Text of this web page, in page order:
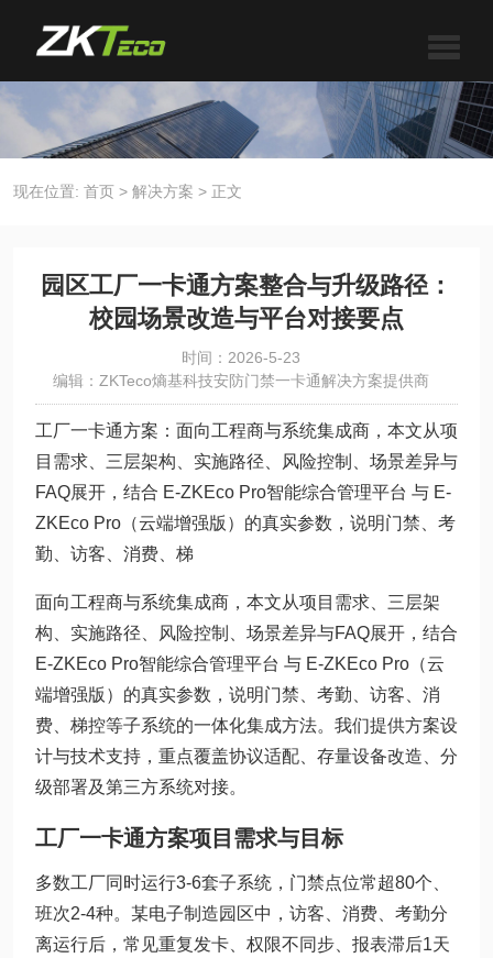
现在位置: 首页 > 解决方案 > 正文
园区工厂一卡通方案整合与升级路径：
校园场景改造与平台对接要点
时间：2026-5-23
编辑：ZKTeco熵基科技安防门禁一卡通解决方案提供商
工厂一卡通方案：面向工程商与系统集成商，本文从项
目需求、三层架构、实施路径、风险控制、场景差异与
FAQ展开，结合 E-ZKEco Pro智能综合管理平台 与 E-
ZKEco Pro（云端增强版）的真实参数，说明门禁、考
勤、访客、消费、梯
面向工程商与系统集成商，本文从项目需求、三层架
构、实施路径、风险控制、场景差异与FAQ展开，结合
E-ZKEco Pro智能综合管理平台 与 E-ZKEco Pro（云
端增强版）的真实参数，说明门禁、考勤、访客、消
费、梯控等子系统的一体化集成方法。我们提供方案设
计与技术支持，重点覆盖协议适配、存量设备改造、分
级部署及第三方系统对接。
工厂一卡通方案项目需求与目标
多数工厂同时运行3-6套子系统，门禁点位常超80个、
班次2-4种。某电子制造园区中，访客、消费、考勤分
离运行后，常见重复发卡、权限不同步、报表滞后1天